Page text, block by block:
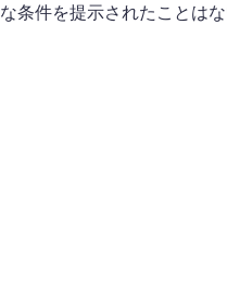
条件を提示されたことは